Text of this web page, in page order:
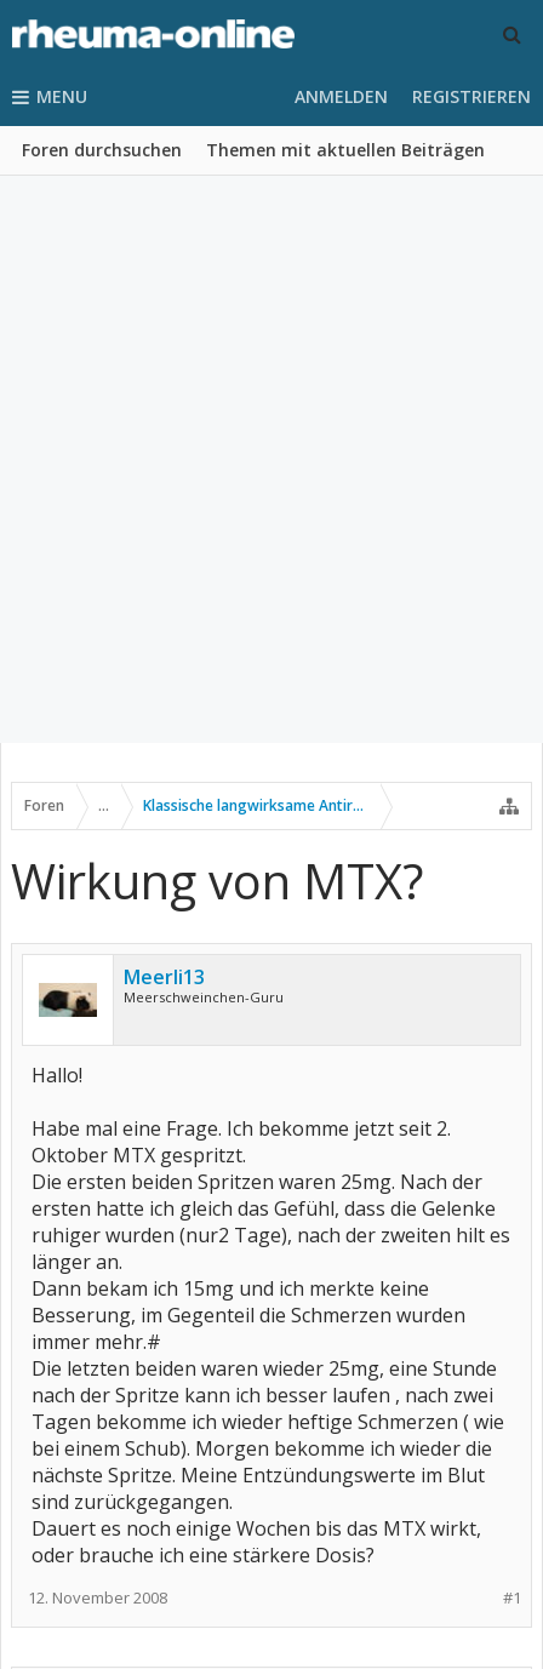
MENU
Foren durchsuchen Themen mit aktuellen Beiträgen
ANMELDEN REGISTRIEREN
Foren ... Klassische langwirksame Antirheumatika
Wirkung von MTX?
Meerli13
Meerschweinchen-Guru
Hallo!
Habe mal eine Frage. Ich bekomme jetzt seit 2.
Oktober MTX gespritzt.
Die ersten beiden Spritzen waren 25mg. Nach der
ersten hatte ich gleich das Gefühl, dass die Gelenke
ruhiger wurden (nur2 Tage), nach der zweiten hilt es
länger an.
Dann bekam ich 15mg und ich merkte keine
Besserung, im Gegenteil die Schmerzen wurden
immer mehr.#
Die letzten beiden waren wieder 25mg, eine Stunde
nach der Spritze kann ich besser laufen , nach zwei
Tagen bekomme ich wieder heftige Schmerzen ( wie
bei einem Schub). Morgen bekomme ich wieder die
nächste Spritze. Meine Entzündungswerte im Blut
sind zurückgegangen.
Dauert es noch einige Wochen bis das MTX wirkt,
oder brauche ich eine stärkere Dosis?
#1
12. November 2008